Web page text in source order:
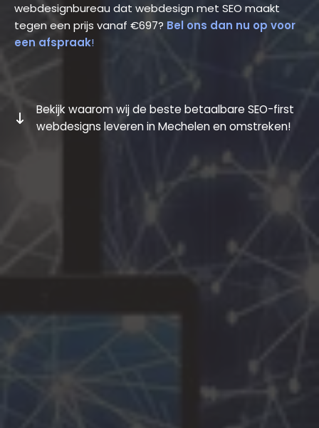
webdesignbureau dat webdesign met SEO maakt
tegen een prijs vanaf €697? Bel ons dan nu op voor
een afspraak!
Bekijk waarom wij de beste betaalbare SEO-first
webdesigns leveren in Mechelen en omstreken!